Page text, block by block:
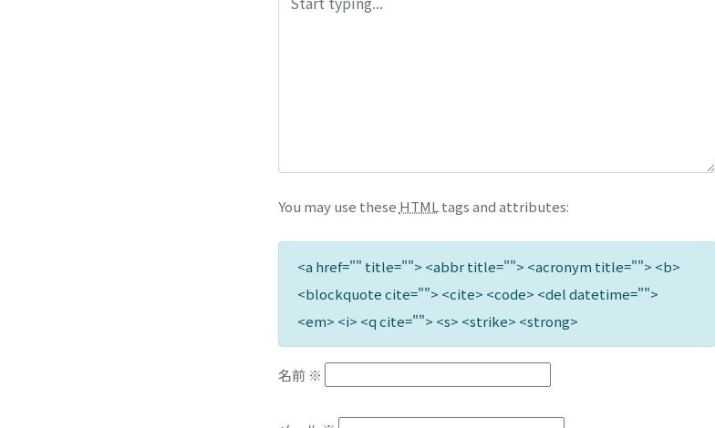
You may use these HTML tags and attributes:
<a href="" title=""> <abbr title=""> <acronym title=""> <b>
<blockquote cite=""> <cite> <code> <del datetime="">
<em> <i> <q cite=""> <s> <strike> <strong>
名前 ※